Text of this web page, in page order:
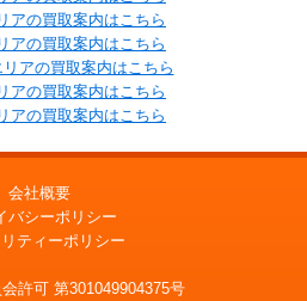
アの買取案内はこちら
アの買取案内はこちら
アの買取案内はこちら
アの買取案内はこちら
アの買取案内はこちら
会社概要
バシーポリシー
ティーポリシー
許可 第301049904375号